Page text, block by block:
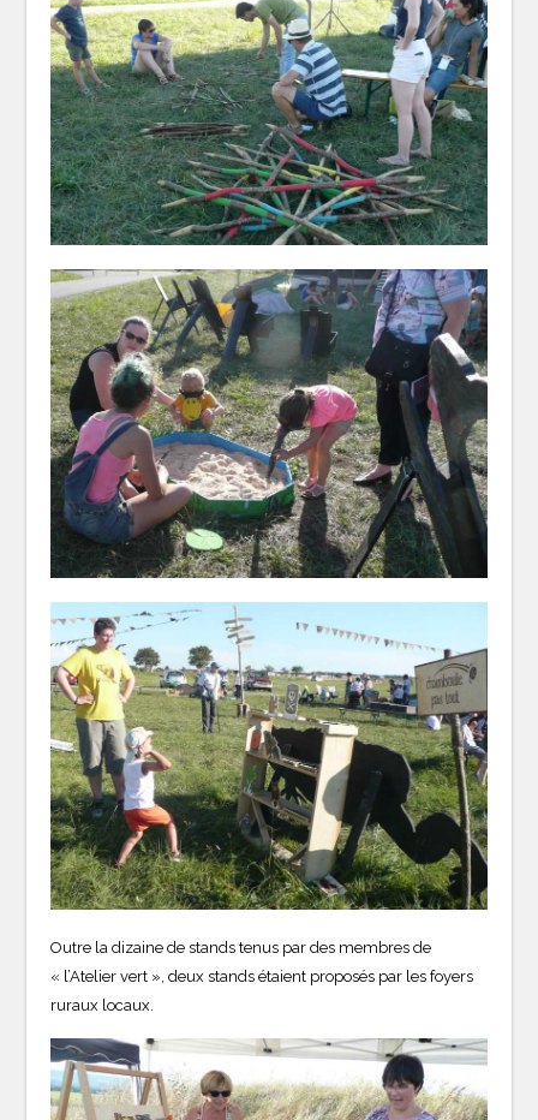
Outre la dizaine de stands tenus par des membres de
« l’Atelier vert », deux stands étaient proposés par les foyers
ruraux locaux.